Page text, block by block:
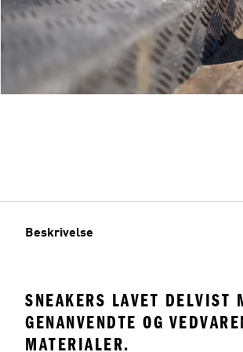
Beskrivelse
SNEAKERS LAVET DELVIST
GENANVENDTE OG
MATERIALER.